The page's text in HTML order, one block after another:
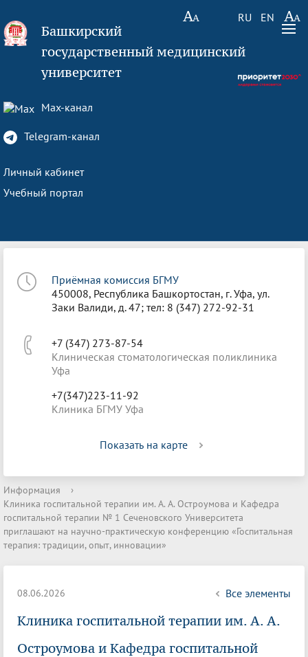
RU EN
Башкирский
государственный медицинский
университет
Max-канал
Telegram-канал
Личный кабинет
Учебный портал
Приёмная комиссия БГМУ
450008, Республика Башкортостан, г. Уфа, ул.
Заки Валиди, д. 47; тел: 8 (347) 272-92-31
+7 (347) 273-87-54
Клиническая стоматологическая поликлиника
Уфа
+7(347)223-11-92
Клиника БГМУ Уфа
Показать на карте
Информация
›
Клиника госпитальной терапии им. А. А. Остроумова и Кафедра
госпитальной терапии № 1 Сеченовского Университета
приглашают на научно-практическую конференцию «Госпитальная
терапия: традиции, опыт, инновации»
08.06.2026 Все элементы
Клиника госпитальной терапии им. А. А.
Остроумова и Кафедра госпитальной